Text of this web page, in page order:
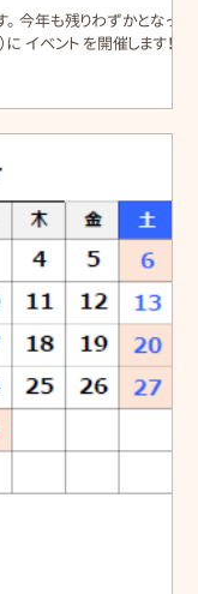
今年も残りわずかとなって
開催します！ 今
約特典が盛りだくさん！ イベ
お友達紹介特典・ガス乗り換
… 嬉しい特典がたくさん！
活設備を見直すチャンスで
開催！ 光熱費の見直し相談
状況確認まで、プロが丁寧に
電気の検針票をお持ちいただ
可能です◎ 🎈お子さまも楽し
ーパーボールすくい・1円玉落
ワクワクが詰まった体験をご
方も参加OK です✨ 🉐
をご用意！ 当日ご来場の方
連の設備を 特別価格 でご
は